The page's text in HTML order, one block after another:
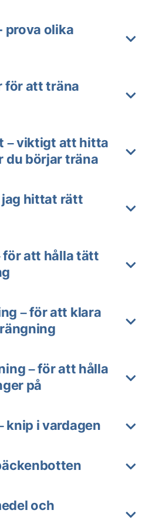
prova olika
för att träna
– viktigt att hitta
du börjar träna
jag hittat rätt
att hålla tätt
– för att klara
– för att hålla
på
knip i vardagen
och